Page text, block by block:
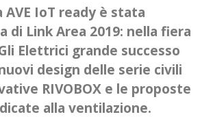
AVE IoT ready è stata
di Link Area 2019: nella fiera
Elettrici grande successo
design delle serie civili
RIVOBOX e le proposte
alla ventilazione.